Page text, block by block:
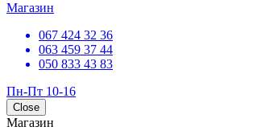
Магазин
067 424 32 36
063 459 37 44
050 833 43 83
Пн-Пт 10-16
Close
Магазин